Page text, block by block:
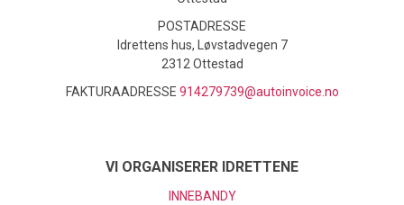
POSTADRESSE
Idrettens hus, Løvstadvegen 7
2312 Ottestad
FAKTURAADRESSE 914279739@autoinvoice.no
VI ORGANISERER IDRETTENE
INNEBANDY